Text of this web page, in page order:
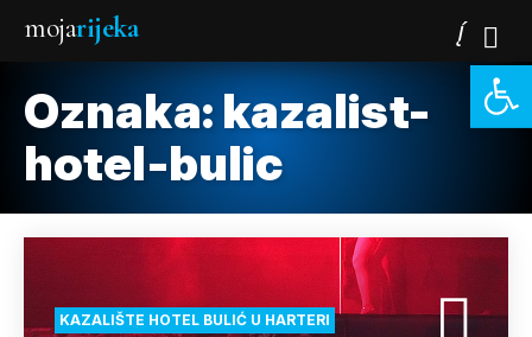
mojarijeka
Oznaka: kazalist-
hotel-bulic
KAZALIŠTE HOTEL BULIĆ U HARTERI